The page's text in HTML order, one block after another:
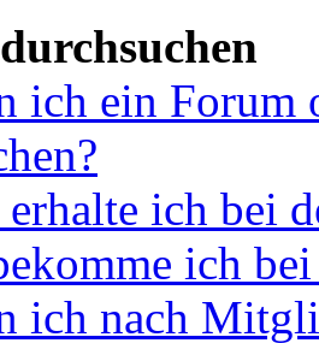
ich ein Forum
ich bei
ich
ich nach